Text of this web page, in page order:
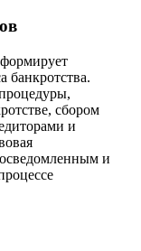
банкротства.
сбором
и
и